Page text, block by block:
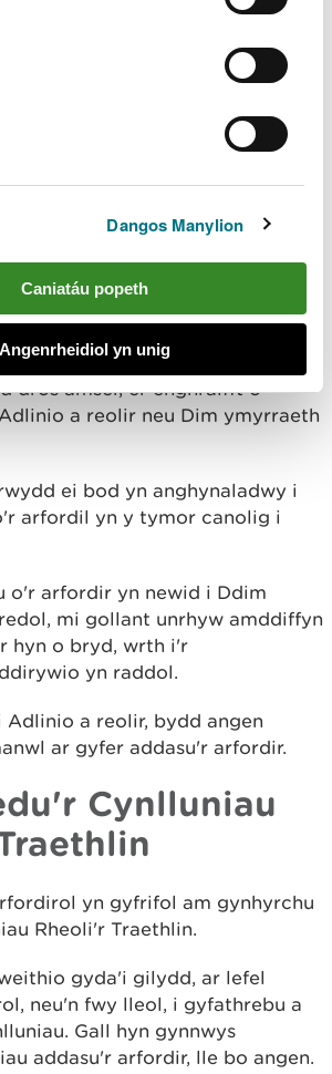
Dangos Manylion
Caniatáu popeth
Angenrheidiol yn unig
ar gyfer rhoi'r Cynllun ar
rhanddeiliaid wedi cael eu
datblygu'r Cynlluniau
Rheoli'r Arfordir yn Lloegr
dros
bydd y dull tuag at reoli'r
dros amser, er enghraifft o
a reolir neu Dim ymyrraeth
ei bod yn anghynaladwy i
arfordil yn y tymor canolig i
o'r arfordir yn newid i Ddim
mi gollant unrhyw amddiffyn
hyn o bryd, wrth i'r
yn raddol.
Adlinio a reolir, bydd angen
ar gyfer addasu'r arfordir.
Cynlluniau
yn gyfrifol am gynhyrchu
Rheoli'r Traethlin.
gyda'i gilydd, ar lefel
neu'n fwy lleol, i gyfathrebu a
Gall hyn gynnwys
addasu'r arfordir, lle bo angen.